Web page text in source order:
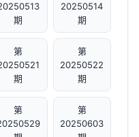
期
20250514
期
第
期
第
20250522
期
第
第
20250603